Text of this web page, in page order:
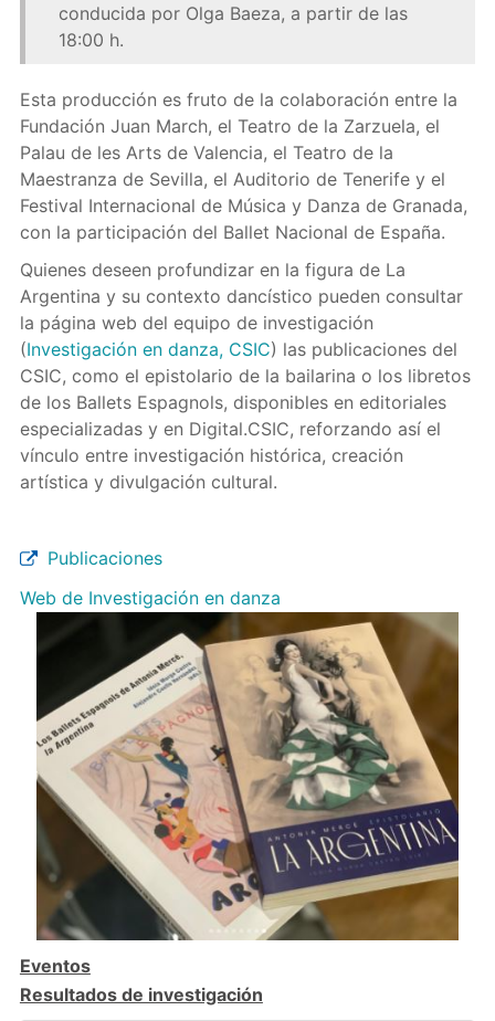
conducida por Olga Baeza, a partir de las
18:00 h.
Esta producción es fruto de la colaboración entre la
Fundación Juan March, el Teatro de la Zarzuela, el
Palau de les Arts de Valencia, el Teatro de la
Maestranza de Sevilla, el Auditorio de Tenerife y el
Festival Internacional de Música y Danza de Granada,
con la participación del Ballet Nacional de España.
Quienes deseen profundizar en la figura de La
Argentina y su contexto dancístico pueden consultar
la página web del equipo de investigación
(Investigación en danza, CSIC) las publicaciones del
CSIC, como el epistolario de la bailarina o los libretos
de los Ballets Espagnols, disponibles en editoriales
especializadas y en Digital.CSIC, reforzando así el
vínculo entre investigación histórica, creación
artística y divulgación cultural.
Publicaciones
Web de Investigación en danza
Eventos
Resultados de investigación